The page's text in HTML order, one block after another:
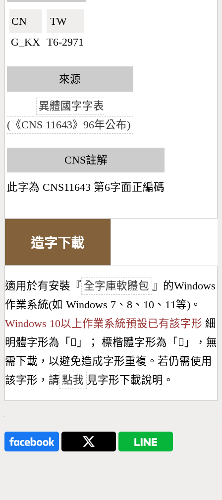
CN🇨🇳
G_KX
TW🇹🇼
T6-2971
來源
異體國字字表
(《CNS 11643》96年公布)
CNS註解
此字為 CNS11643 第6字面正編碼
造字下載
適用於有安裝『 全字庫軟體包 』的Windows
作業系統(如 Windows 7、8、10、11等)。
Windows 10以上作業系統預設已有該字形 細
明體字形為「 𠣙 」； 標楷體字形為「 𠣙 」，無
需下載，以避免造成字形重複。若仍需使用
該字形，請 點我 見字形下載說明。